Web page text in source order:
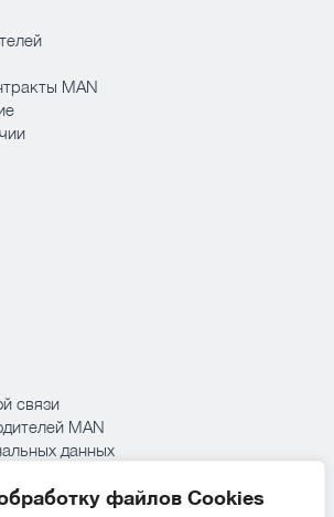
файлов Сookies
MAN
связи
MAN
данных